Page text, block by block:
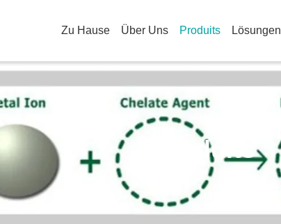
Zu Hause Über Uns Produits Lösungen
Produits